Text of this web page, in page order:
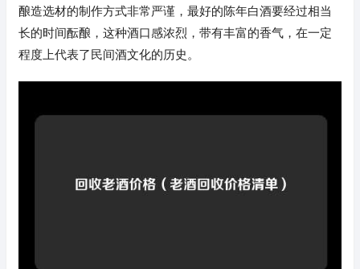
酿造选材的制作方式非常严谨，最好的陈年白酒要经过相当
长的时间酝酿，这种酒口感浓烈，带有丰富的香气，在一定
程度上代表了民间酒文化的历史。